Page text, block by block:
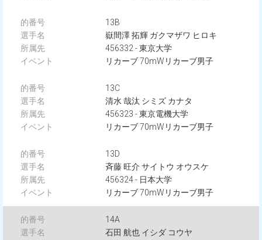
13B
嶽間澤 拓輝 ガクマザワ ヒロキ
456332 - 東京大学
リカーブ 70mWリカーブ男子
13C
清水 哉汰 シミズ カナタ
456323 - 東京電機大学
リカーブ 70mWリカーブ男子
13D
斉藤 旺介 サイトウ オウスケ
456324 - 日本大学
リカーブ 70mWリカーブ男子
14A
石田 航也 イシダ コウヤ